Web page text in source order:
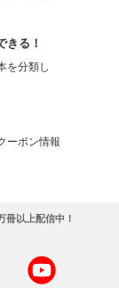
きる！
を分類し
ーポン情報
冊以上配信中！